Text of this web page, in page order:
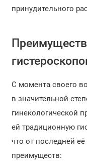
принудительного
С момента своего
в значительной
гинекологической
ей традиционную
что от последней
преимуществ: